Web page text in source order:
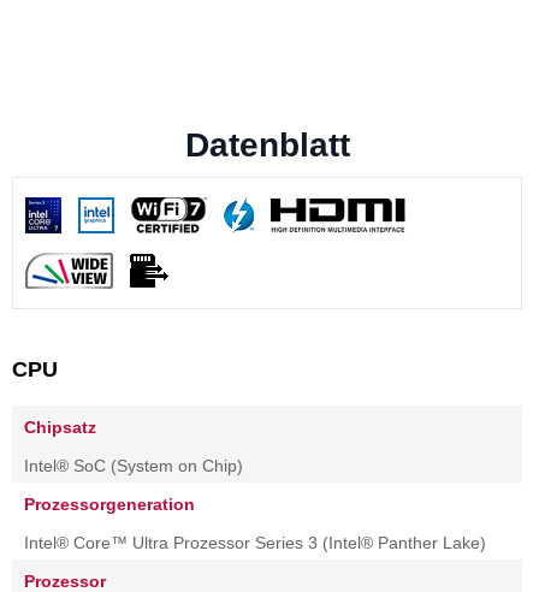
Datenblatt
CPU
Chipsatz
Intel® SoC (System on Chip)
Prozessorgeneration
Intel® Core™ Ultra Prozessor Series 3 (Intel® Panther Lake)
Prozessor